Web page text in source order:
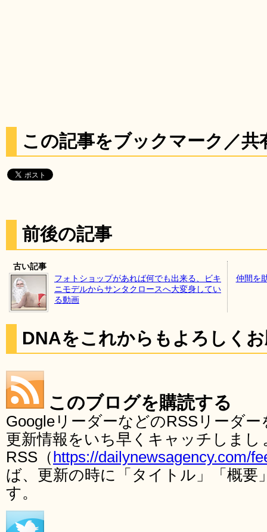
この記事をブックマーク／共
前後の記事
古い記事
フォトショップがあれば何でも出来る、ビキ
ニモデルからサンタクロースへ大変身してい
る動画
仲間を
DNAをこれからもよろしく
このブログを購読する
GoogleリーダーなどのRSSリーダ
更新情報をいち早くキャッチしま
RSS（ https://dailynewsagency.com/
ば、更新の時に「タイトル」「概要
す。